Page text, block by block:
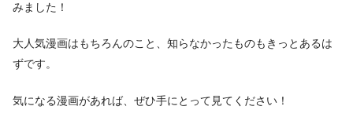
みました！
大人気漫画はもちろんのこと、知らなかったものもきっとあるは
ずです。
気になる漫画があれば、ぜひ手にとって見てください！